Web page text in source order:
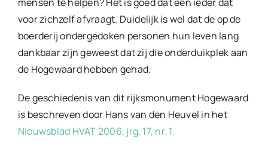
voor zichzelf afvraagt. Duidelijk is wel dat de op de
boerderij ondergedoken personen hun leven lang
dankbaar zijn geweest dat zij die onderduikplek aan
de Hogewaard hebben gehad.
De geschiedenis van dit rijksmonument Hogewaard
is beschreven door Hans van den Heuvel in het
Nieuwsblad HVAT 2006, jrg. 17, nr. 1.